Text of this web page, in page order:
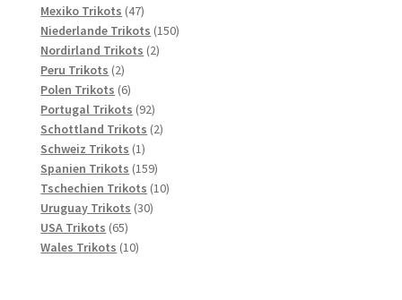
Mexiko Trikots 4747
Produkte
Niederlande Trikots 150150
Nordirland Trikots 22
Peru Trikots 22
Produkte
Polen Trikots 66
Produkte
Portugal Trikots 9292
Produkte
Schottland Trikots 22
Schweiz Trikots 11
Produkt
Spanien Trikots 159159
Produkte
Tschechien Trikots 1010
Uruguay Trikots 3030
USA Trikots 6565
Produkte
Wales Trikots 1010